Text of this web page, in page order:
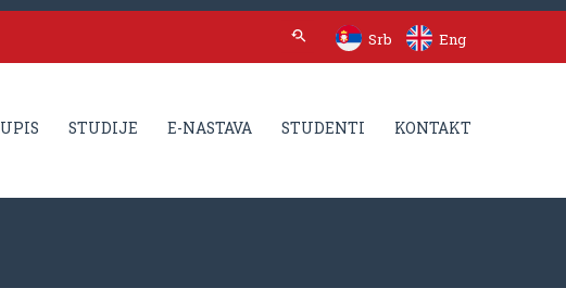
Srb Eng
UPIS STUDIJE E-NASTAVA STUDENTI KONTAKT